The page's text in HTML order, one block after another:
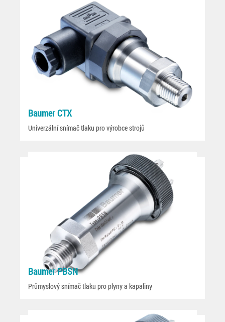
Baumer CTX
Univerzální snímač tlaku pro výrobce strojů
Baumer PBSN
Průmyslový snímač tlaku pro plyny a kapaliny